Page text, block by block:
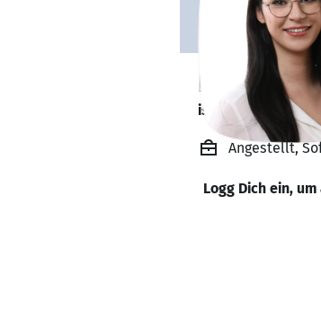
Nurten
ist verfügbar. ✅
Angestellt,
Logg Dich ein,